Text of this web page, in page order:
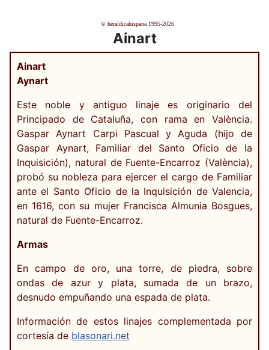
© heraldicahispana 1995-2026
Ainart
Ainart
Aynart
Este noble y antiguo linaje es originario del
Principado de Cataluña, con rama en València.
Gaspar Aynart Carpi Pascual y Aguda (hijo de
Gaspar Aynart, Familiar del Santo Oficio de la
Inquisición), natural de Fuente-Encarroz (València),
probó su nobleza para ejercer el cargo de Familiar
ante el Santo Oficio de la Inquisición de Valencia,
en 1616, con su mujer Francisca Almunia Bosgues,
natural de Fuente-Encarroz.
Armas
En campo de oro, una torre, de piedra, sobre
ondas de azur y plata, sumada de un brazo,
desnudo empuñando una espada de plata.
Información de estos linajes complementada por
cortesía de blasonari.net